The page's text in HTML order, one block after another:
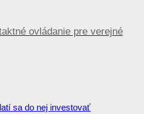
ovládanie pre verejné